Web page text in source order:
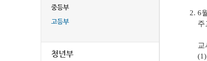
중등부
고등부
청년부
2. 6
주
교
(1)